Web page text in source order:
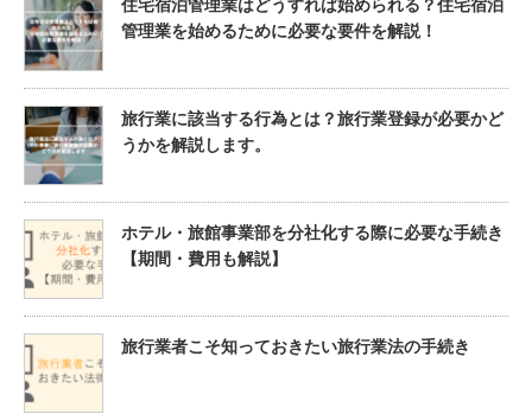
住宅宿泊管理業はどうすれば始められる？住宅宿泊
管理業を始めるために必要な要件を解説！
旅行業に該当する行為とは？旅行業登録が必要かど
うかを解説します。
ホテル・旅館事業部を分社化する際に必要な手続き
【期間・費用も解説】
旅行業者こそ知っておきたい旅行業法の手続き